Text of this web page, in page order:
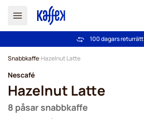
Fri frakt över 499 kr
100 dagars returrätt
Snabbkaffe Hazelnut Latte
Nescafé
Hazelnut Latte
8 påsar snabbkaffe